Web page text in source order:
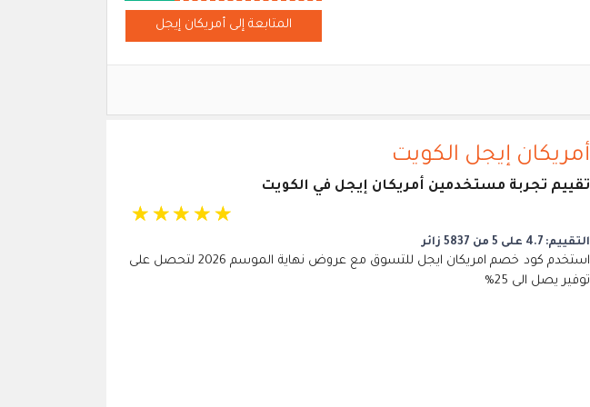
المتابعة إلى أمريكان إيجل
أمريكان إيجل الكويت
تقييم تجربة مستخدمين أمريكان إيجل في الكويت
☆ ☆☆ ☆ ☆
التقييم: 4.7 على 5 من 5837 زائر
استخدم كود خصم امريكان ايجل للتسوق مع عروض نهاية الموسم 2026 لتحصل على
توفير يصل الى 25%